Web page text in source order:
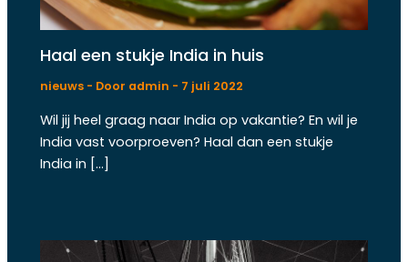
Haal een stukje India in huis
nieuws - Door admin - 7 juli 2022
Wil jij heel graag naar India op vakantie? En wil je
India vast voorproeven? Haal dan een stukje
India in […]